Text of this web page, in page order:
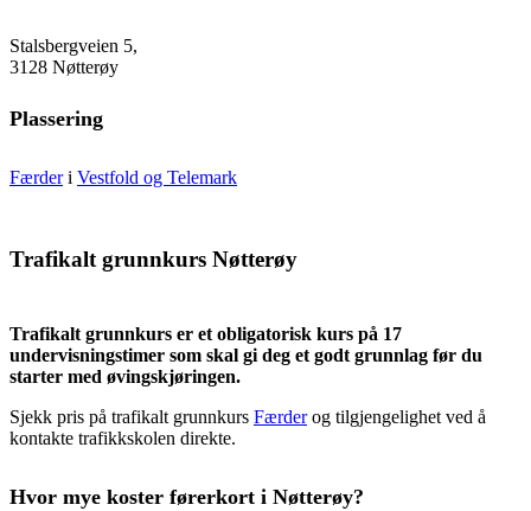
Stalsbergveien 5,
3128 Nøtterøy
Plassering
Færderi Vestfold og Telemark
Trafikalt grunnkurs Nøtterøy
Trafikalt grunnkurs er et obligatorisk kurs på 17
undervisningstimer som skal gi deg et godt grunnlag før du
starter med øvingskjøringen.
Sjekk pris på trafikalt grunnkurs Færderog tilgjengelighet ved å
kontakte trafikkskolen direkte.
Hvor mye koster førerkort i Nøtterøy?